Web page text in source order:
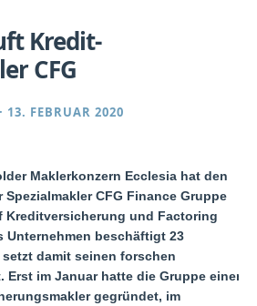
Kredit-
CFG
· 13. FEBRUAR 2020
Maklerkonzern Ecclesia hat den
CFG Finance Gruppe
Kreditversicherung und Factoring
Unternehmen beschäftigt 23
damit seinen forschen
im Januar hatte die Gruppe einen
gegründet, im